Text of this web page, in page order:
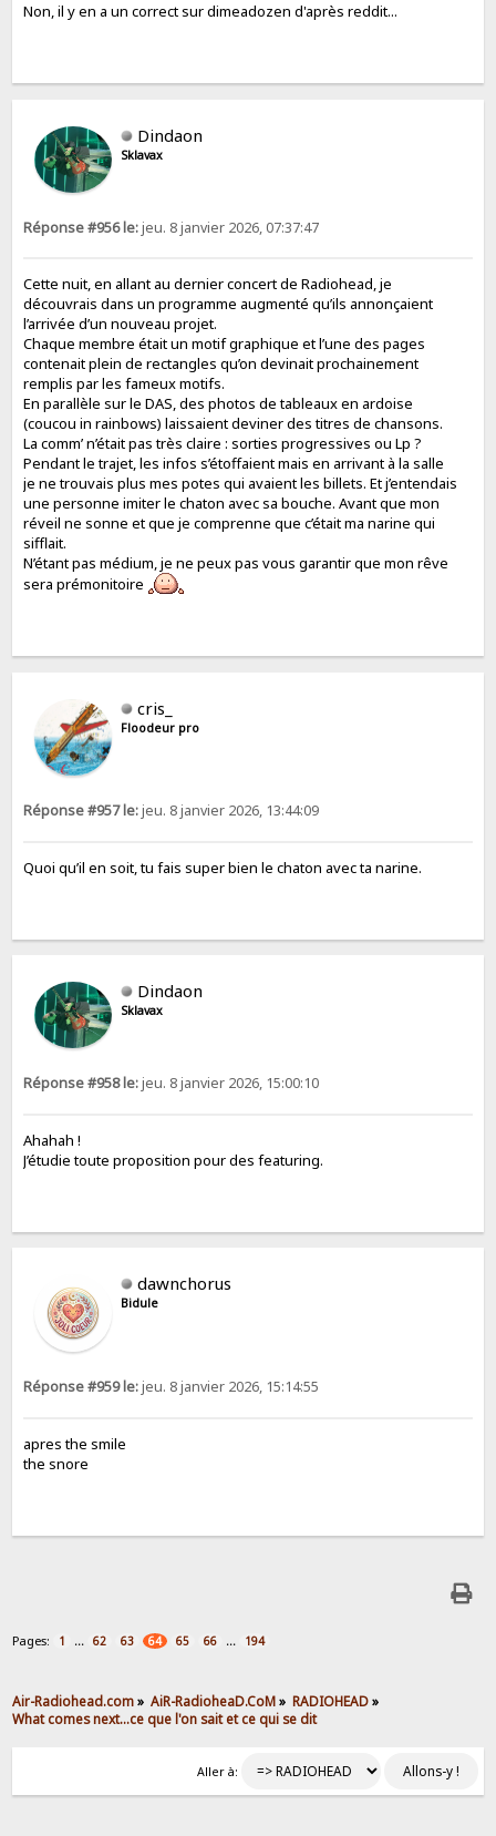
Non, il y en a un correct sur dimeadozen d'après reddit...
Dindaon
Sklavax
Réponse #956 le:jeu. 8 janvier 2026, 07:37:47
Cette nuit, en allant au dernier concert de Radiohead, je
découvrais dans un programme augmenté qu’ils annonçaient
l’arrivée d’un nouveau projet.
Chaque membre était un motif graphique et l’une des pages
contenait plein de rectangles qu’on devinait prochainement
remplis par les fameux motifs.
En parallèle sur le DAS, des photos de tableaux en ardoise
(coucou in rainbows) laissaient deviner des titres de chansons.
La comm’ n’était pas très claire : sorties progressives ou Lp ?
Pendant le trajet, les infos s’étoffaient mais en arrivant à la salle
je ne trouvais plus mes potes qui avaient les billets. Et j’entendais
une personne imiter le chaton avec sa bouche. Avant que mon
réveil ne sonne et que je comprenne que c’était ma narine qui
sifflait.
N’étant pas médium, je ne peux pas vous garantir que mon rêve
sera prémonitoire
cris_
Floodeur pro
Réponse #957 le:jeu. 8 janvier 2026, 13:44:09
Quoi qu’il en soit, tu fais super bien le chaton avec ta narine.
Dindaon
Sklavax
Réponse #958 le:jeu. 8 janvier 2026, 15:00:10
Ahahah !
J’étudie toute proposition pour des featuring.
dawnchorus
Bidule
Réponse #959 le:jeu. 8 janvier 2026, 15:14:55
apres the smile
the snore
Pages: 1 ... 62 63 64 65 66 ... 194
Air-Radiohead.com» AiR-RadioheaD.CoM» RADIOHEAD»
What comes next...ce que l'on sait et ce qui se dit
Aller à: